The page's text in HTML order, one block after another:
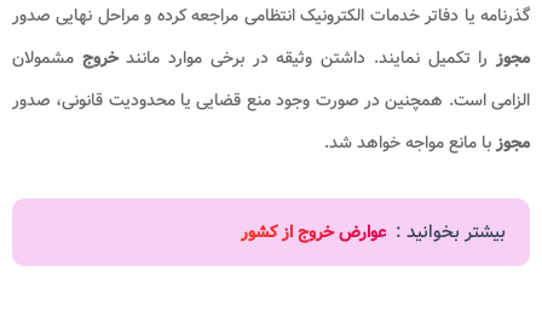
گذرنامه یا دفاتر خدمات الکترونیک انتظامی مراجعه کرده و مراحل نهایی صدور
مجوز را تکمیل نمایند. داشتن وثیقه در برخی موارد مانندخروج مشمولان
الزامی است. همچنین در صورت وجود منع قضایی یا محدودیت قانونی، صدور
مجوزبا مانع مواجه خواهد شد.
بیشتر بخوانید : عوارض خروج از کشور